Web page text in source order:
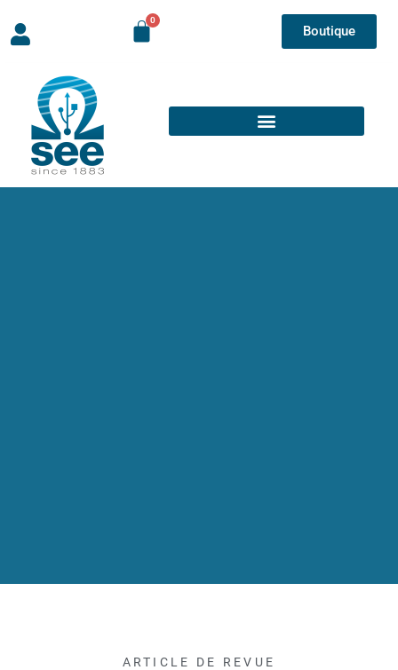
Boutique
ARTICLE DE REVUE